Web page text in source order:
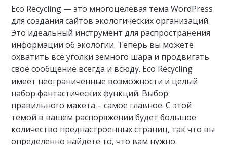
Eco Recycling — это многоцелевая тема WordPress
для создания сайтов экологических организаций.
Это идеальный инструмент для распространения
информации об экологии. Теперь вы можете
охватить все уголки земного шара и продвигать
свое сообщение всегда и всюду. Eco Recycling
имеет неограниченные возможности и целый
набор фантастических функций. Выбор
правильного макета – самое главное. С этой
темой в вашем распоряжении будет большое
количество преднастроенных страниц, так что вы
определенно найдете то, что вам нужно.